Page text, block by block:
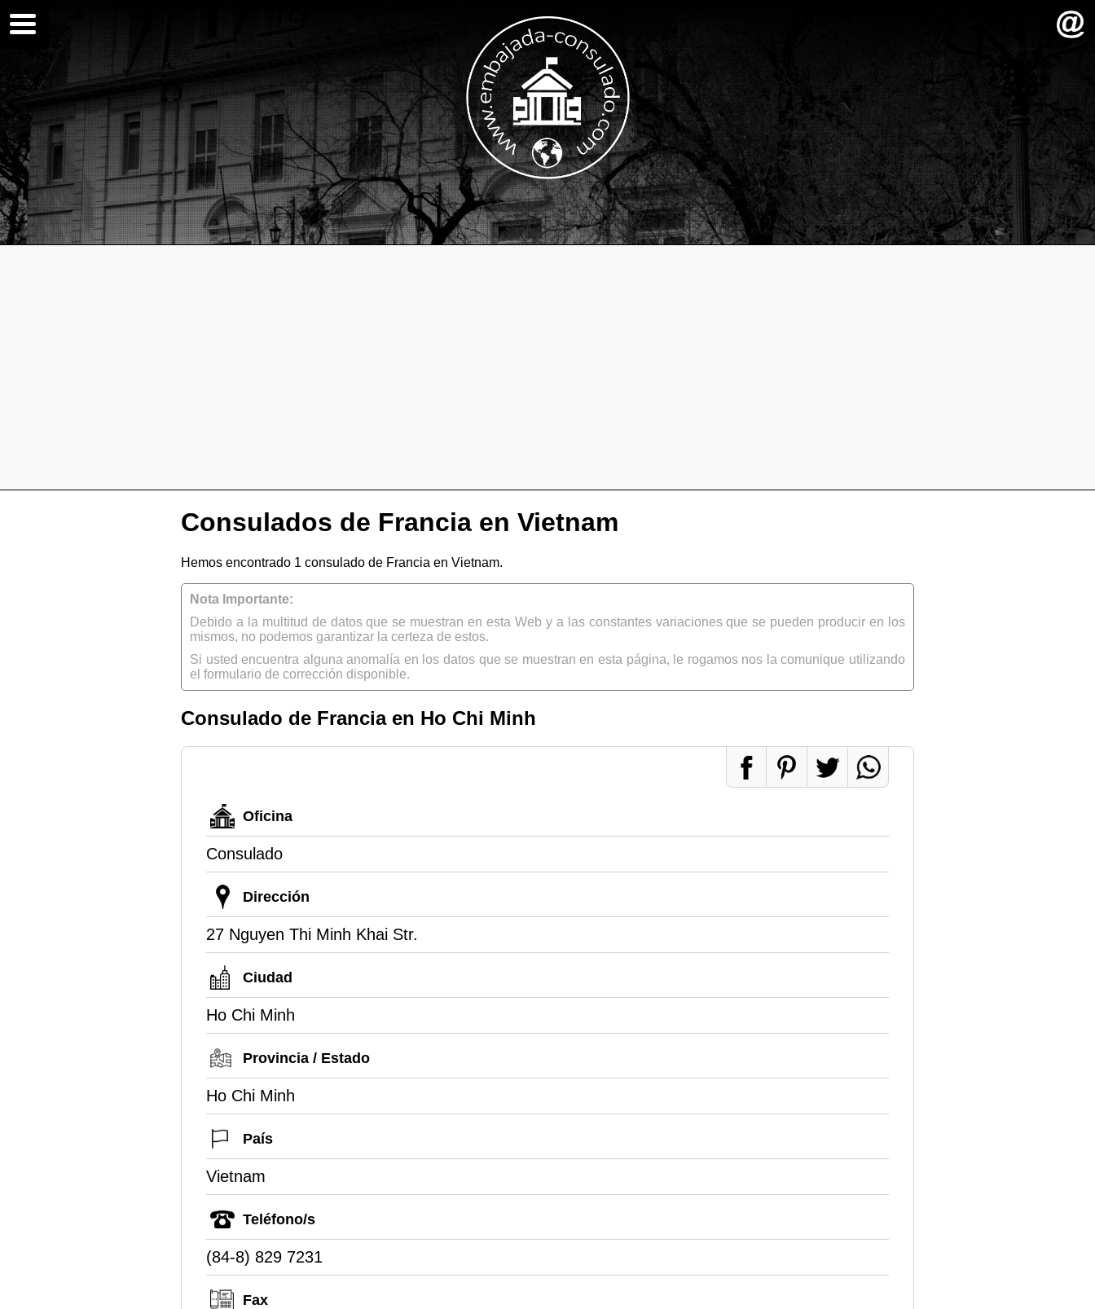
Consulados de Francia en Vietnam
Hemos encontrado 1 consulado de Francia en Vietnam.
Nota Importante:
Debido a la multitud de datos que se muestran en esta Web y a las constantes variaciones que se pueden producir en los
mismos, no podemos garantizar la certeza de estos.
Si usted encuentra alguna anomalía en los datos que se muestran en esta página, le rogamos nos la comunique utilizando
el formulario de corrección disponible.
Consulado de Francia en Ho Chi Minh
Oficina
Consulado
Dirección
27 Nguyen Thi Minh Khai Str.
Ciudad
Ho Chi Minh
Provincia / Estado
Ho Chi Minh
País
Vietnam
Teléfono/s
(84-8) 829 7231
Fax